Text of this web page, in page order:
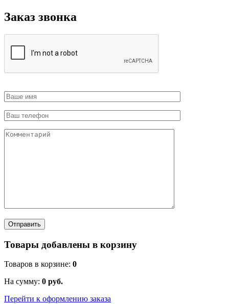
Заказ звонка
Товары добавлены в корзину
Товаров в корзине: 0
На сумму: 0 руб.
Перейти к оформлению заказа